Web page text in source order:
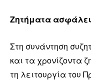
Ζητήματα
Στη συνάντηση
και τα χρονίζοντα
τη λειτουργία του